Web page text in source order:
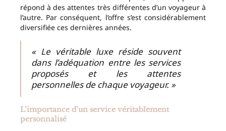
répond à des attentes très différentes d’un voyageur à
l’autre. Par conséquent, l’offre s’est considérablement
diversifiée ces dernières années.
« Le véritable luxe réside souvent
dans l’adéquation entre les services
proposés et les attentes
personnelles de chaque voyageur. »
L’importance d’un service véritablement
personnalisé